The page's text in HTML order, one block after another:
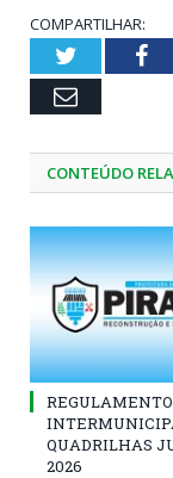
COMPARTILHAR:
Twitter
Email
CONTEÚDO
QUADRILHAS
2026